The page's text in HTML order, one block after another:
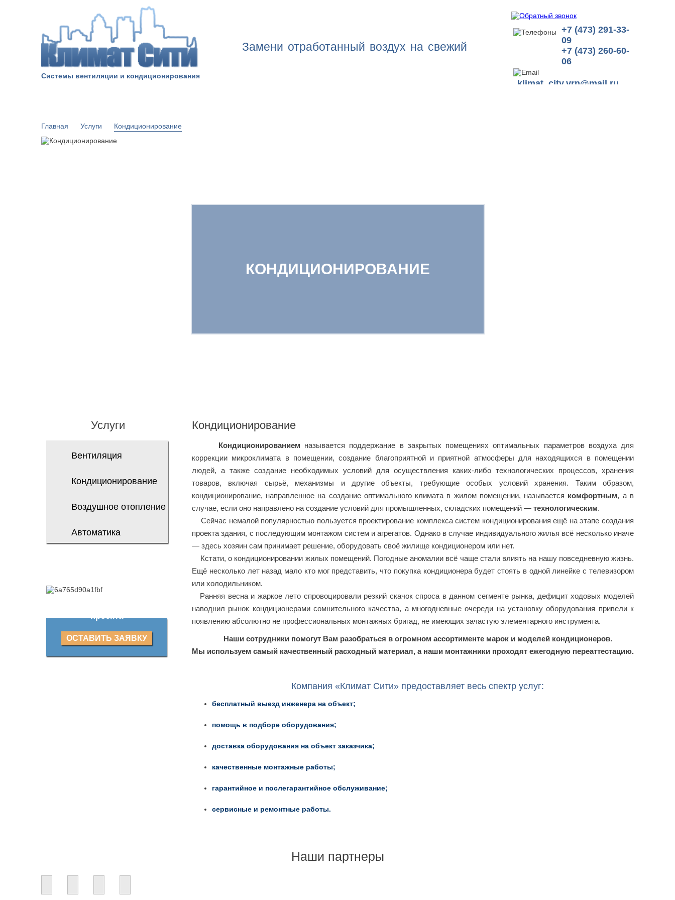
Системы вентиляции и кондиционирования
Замени отработанный воздух на свежий
+7 (473) 291-33-
09
+7 (473) 260-60-
06
klimat_city.vrn@mail.ru
Главная Услуги Кондиционирование
КОНДИЦИОНИРОВАНИЕ
Услуги
Вентиляция
Кондиционирование
Воздушное отопление
Автоматика
проекта
ОСТАВИТЬ ЗАЯВКУ
Кондиционирование
Кондиционированием называется поддержание в закрытых помещениях оптимальных параметров воздуха для
коррекции микроклимата в помещении, создание благоприятной и приятной атмосферы для находящихся в помещении
людей, а также создание необходимых условий для осуществления каких-либо технологических процессов, хранения
товаров, включая сырьё, механизмы и другие объекты, требующие особых условий хранения. Таким образом,
кондиционирование, направленное на создание оптимального климата в жилом помещении, называется комфортным, а в
случае, если оно направлено на создание условий для промышленных, складских помещений — технологическим.
Сейчас немалой популярностью пользуется проектирование комплекса систем кондиционирования ещё на этапе создания
проекта здания, с последующим монтажом систем и агрегатов. Однако в случае индивидуального жилья всё несколько иначе
— здесь хозяин сам принимает решение, оборудовать своё жилище кондиционером или нет.
Кстати, о кондиционировании жилых помещений. Погодные аномалии всё чаще стали влиять на нашу повседневную жизнь.
Ещё несколько лет назад мало кто мог представить, что покупка кондиционера будет стоять в одной линейке с телевизором
или холодильником.
Ранняя весна и жаркое лето спровоцировали резкий скачок спроса в данном сегменте рынка, дефицит ходовых моделей
наводнил рынок кондиционерами сомнительного качества, а многодневные очереди на установку оборудования привели к
появлению абсолютно не профессиональных монтажных бригад, не имеющих зачастую элементарного инструмента.
Наши сотрудники помогут Вам разобраться в огромном ассортименте марок и моделей кондиционеров.
Мы используем самый качественный расходный материал, а наши монтажники проходят ежегодную переаттестацию.
Компания «Климат Сити» предоставляет весь спектр услуг:
бесплатный выезд инженера на объект;
помощь в подборе оборудования;
доставка оборудования на объект заказчика;
качественные монтажные работы;
гарантийное и послегарантийное обслуживание;
сервисные и ремонтные работы.
Наши партнеры